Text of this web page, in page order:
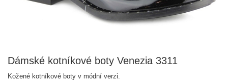
Dámské kotníkové boty Venezia 3311
Kožené kotníkové boty v módní verzi.